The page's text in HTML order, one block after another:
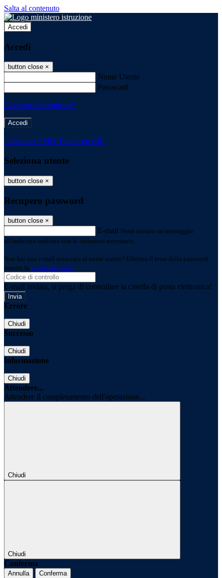
Salta al contenuto
Accedi
Accedi
button close ×
Nome Utente
Password
Password dimenticata?
-
Entra con SPID Entra con CIE
Seleziona utente
button close ×
Recupero password
button close ×
E-mail Verrà inviato un messaggio
all'indirizzo indicato con le istruzioni necessarie.
Non hai una e-mail associata al nome utente? Effettua il reset della password
tramite la Login Spaggiari
E-mail inviata, si prega di controllare la casella di posta elettronica!
Errore
Chiudi
Successo
Chiudi
Informazione
Chiudi
Attendere...
Attendere il completamento dell'operazione...
Chiudi
Chiudi
Conferma
Annulla Conferma